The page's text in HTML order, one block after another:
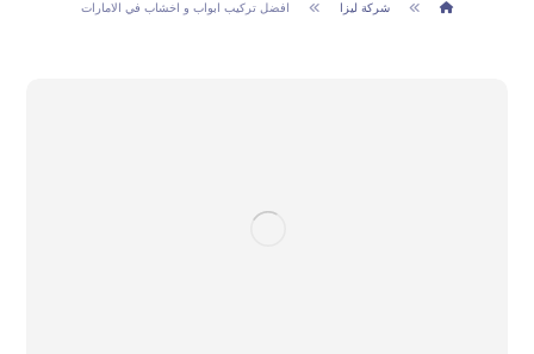
شركة ليزا افضل تركيب ابواب و اخشاب في الامارات